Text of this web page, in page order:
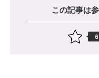
この記事は
6